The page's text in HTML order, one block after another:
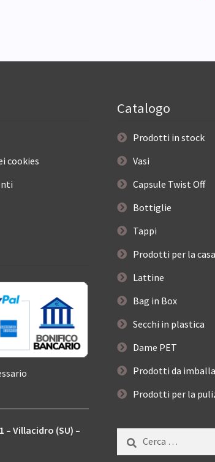
cookies
– Villacidro (SU) –
Catalogo
Prodotti in stock
Vasi
Capsule Twist Off
Bottiglie
Tappi
Prodotti per la casa
Lattine
Bag in Box
Secchi in plastica
Dame PET
Prodotti da
Prodotti per la
per: